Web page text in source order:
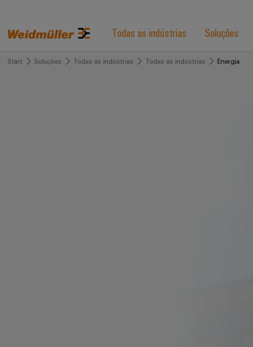
Todas as indústrias Soluções
Start Soluções Todas as indústrias Todas as indústrias Energia